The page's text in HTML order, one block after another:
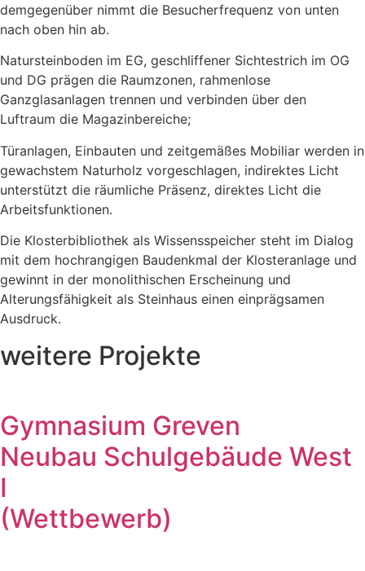
demgegenüber nimmt die Besucherfrequenz von unten
nach oben hin ab.
Natursteinboden im EG, geschliffener Sichtestrich im OG
und DG prägen die Raumzonen, rahmenlose
Ganzglasanlagen trennen und verbinden über den
Luftraum die Magazinbereiche;
Türanlagen, Einbauten und zeitgemäßes Mobiliar werden in
gewachstem Naturholz vorgeschlagen, indirektes Licht
unterstützt die räumliche Präsenz, direktes Licht die
Arbeitsfunktionen.
Die Klosterbibliothek als Wissensspeicher steht im Dialog
mit dem hochrangigen Baudenkmal der Klosteranlage und
gewinnt in der monolithischen Erscheinung und
Alterungsfähigkeit als Steinhaus einen einprägsamen
Ausdruck.
weitere Projekte
Gymnasium Greven
Neubau Schulgebäude West
I
(Wettbewerb)